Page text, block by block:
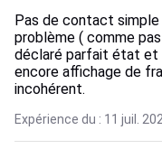
Pas de contact simple
problème ( comme
déclaré parfait état et
encore affichage de
incohérent.
Expérience du : 11 juil.